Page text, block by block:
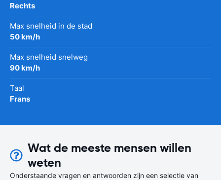
Rechts
Max snelheid in de stad
50 km/h
Max snelheid snelweg
90 km/h
Taal
Frans
Wat de meeste mensen willen
weten
Onderstaande vragen en antwoorden zijn een selectie van